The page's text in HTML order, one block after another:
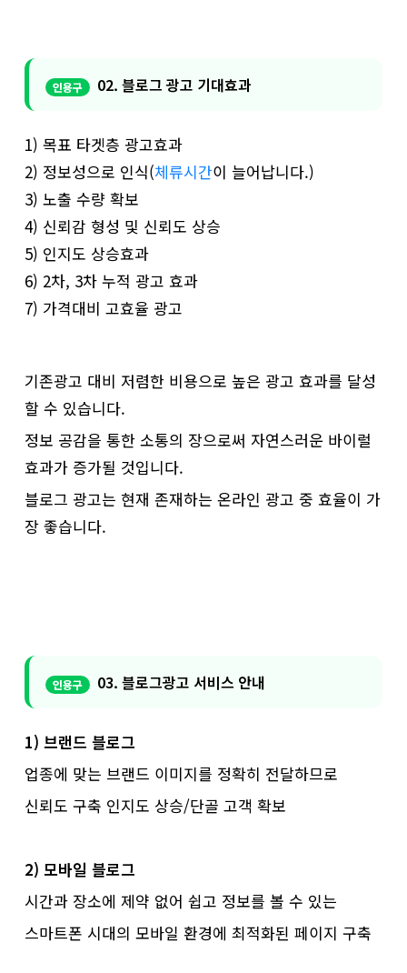
02. 블로그 광고 기대효과
1) 목표 타겟층 광고효과
2) 정보성으로 인식(체류시간이 늘어납니다.)
3) 노출 수량 확보
4) 신뢰감 형성 및 신뢰도 상승
5) 인지도 상승효과
6) 2차, 3차 누적 광고 효과
7) 가격대비 고효율 광고
기존광고 대비 저렴한 비용으로 높은 광고 효과를 달성
할 수 있습니다.
정보 공감을 통한 소통의 장으로써 자연스러운 바이럴
효과가 증가될 것입니다.
블로그 광고는 현재 존재하는 온라인 광고 중 효율이 가
장 좋습니다.
03. 블로그광고 서비스 안내
1) 브랜드 블로그
업종에 맞는 브랜드 이미지를 정확히 전달하므로
신뢰도 구축 인지도 상승/단골 고객 확보
2) 모바일 블로그
시간과 장소에 제약 없어 쉽고 정보를 볼 수 있는
스마트폰 시대의 모바일 환경에 최적화된 페이지 구축